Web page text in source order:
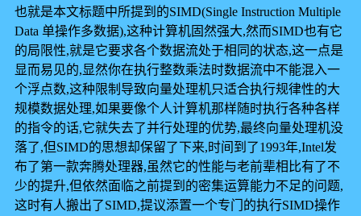
也就是本文标题中所提到的SIMD(Single Instruction Multiple
Data 单操作多数据),这种计算机固然强大,然而SIMD也有它
的局限性,就是它要求各个数据流处于相同的状态,这一点是
显而易见的,显然你在执行整数乘法时数据流中不能混入一
个浮点数,这种限制导致向量处理机只适合执行规律性的大
规模数据处理,如果要像个人计算机那样随时执行各种各样
的指令的话,它就失去了并行处理的优势,最终向量处理机没
落了,但SIMD的思想却保留了下来,时间到了1993年,Intel发
布了第一款奔腾处理器,虽然它的性能与老前辈相比有了不
少的提升,但依然面临之前提到的密集运算能力不足的问题,
这时有人搬出了SIMD,提议添置一个专门的执行SIMD操作